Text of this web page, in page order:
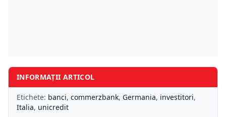
INFORMAȚII ARTICOL
Etichete: banci, commerzbank, Germania, investitori,
Italia, unicredit